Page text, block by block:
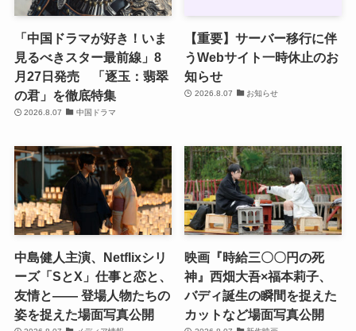
「中国ドラマが好き！いま
見るべきスター最前線」8
月27日発売 「逐玉：翡翠
の君」を徹底特集
2026.8.07 中国ドラマ
【重要】サーバー移行に伴
うWebサイト一時休止のお
知らせ
2026.8.07 お知らせ
中島健人主演、Netflixシリ
ーズ「SとX」仕事と恋と、
友情と―― 登場人物たちの
姿を捉えた場面写真公開
映画『時給三〇〇円の死
神』西畑大吾×福本莉子、
バディ誕生の瞬間を捉えた
カットなど場面写真公開